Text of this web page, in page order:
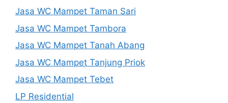
Jasa WC Mampet Taman Sari
Jasa WC Mampet Tambora
Jasa WC Mampet Tanah Abang
Jasa WC Mampet Tanjung Priok
Jasa WC Mampet Tebet
LP Residential